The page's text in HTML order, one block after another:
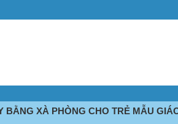
BẰNG XÀ PHÒNG CHO TRẺ MẪU